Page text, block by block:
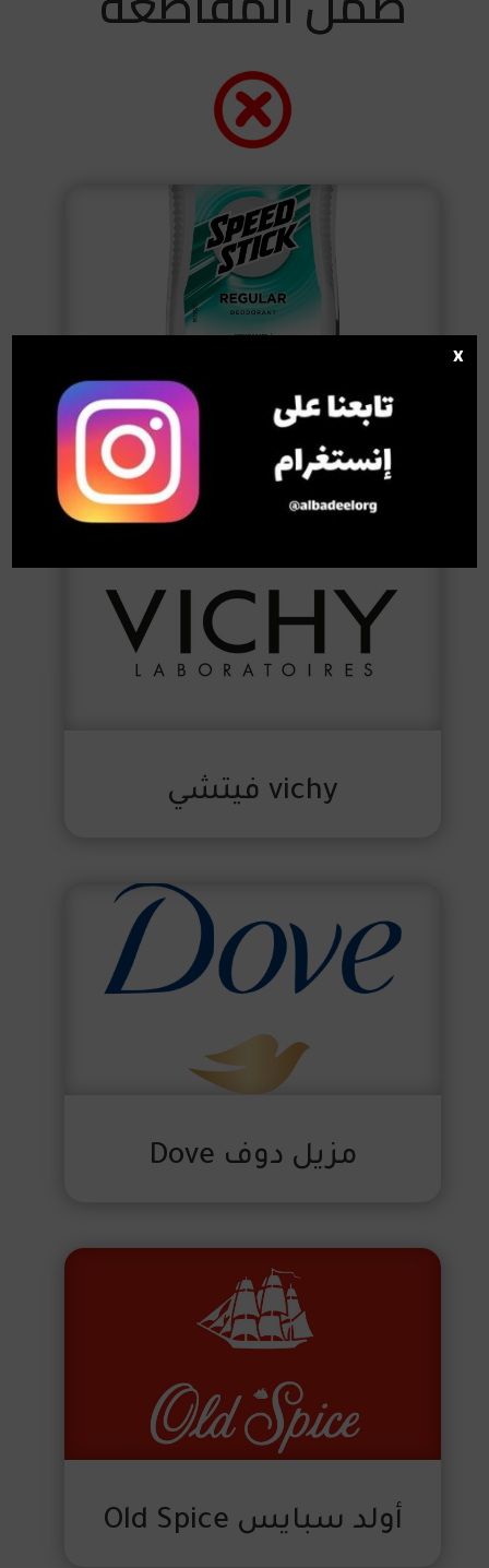
Speed Stick سبيد ستيك
vichy فيتشي
مزيل دوف Dove
أولد سبايس Old Spice
x